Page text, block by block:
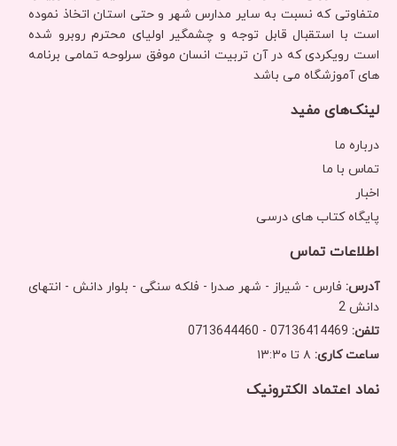
متفاوتی که نسبت به سایر مدارس شهر و حتی استان اتخاذ نموده
است با استقبال قابل توجه و چشمگیر اولیای محترم روبرو شده
است رویکردی‌ که در آن تربیت انسان موفق سرلوحه تمامی برنامه
های آموزشگاه می باشد
لینک‌های مفید
درباره ما
تماس با ما
اخبار
پایگاه کتاب های درسی
اطلاعات تماس
آدرس: فارس - شیراز - شهر صدرا - فلکه سنگی - بلوار دانش - انتهای
دانش 2
تلفن: 07136414469 - 0713644460
ساعت کاری:
نماد اعتماد الکترونیک